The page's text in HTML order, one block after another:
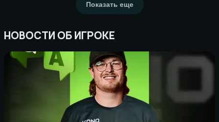
Показать еще
НОВОСТИ ОБ ИГРОКЕ